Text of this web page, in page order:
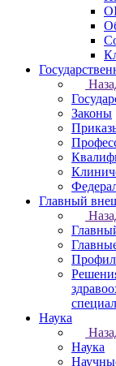
Законы
Главный
Наука
Наука